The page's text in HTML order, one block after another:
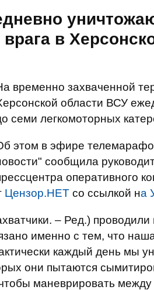
в
временно захваченной
области ВСУ
семи легкомоторных
этом в эфире
сообщила
оперативного
Цензор.НЕТ со ссылкой на
– Ред.)
именно с тем, что
каждый день мы
они пытаются
маневрировать